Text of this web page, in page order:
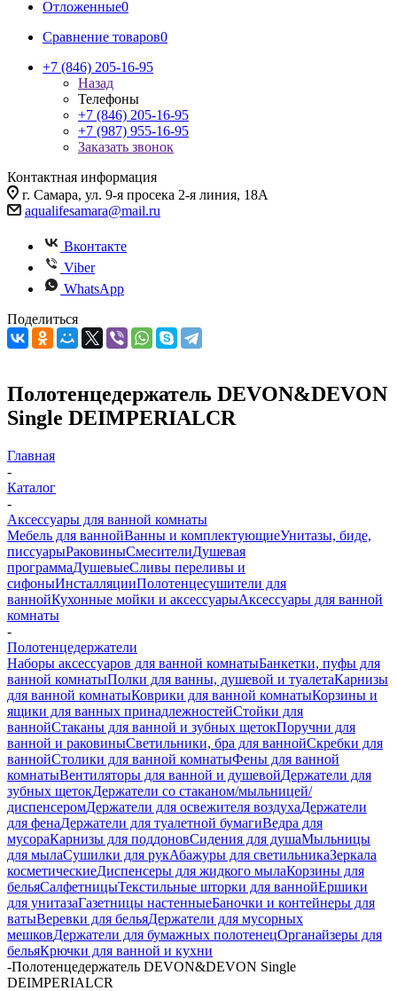
Отложенные0
Сравнение товаров0
+7 (846) 205-16-95
Назад
Телефоны
+7 (846) 205-16-95
+7 (987) 955-16-95
Заказать звонок
Контактная информация
г. Самара, ул. 9-я просека 2-я линия, 18А
aqualifesamara@mail.ru
Вконтакте
Viber
WhatsApp
Поделиться
Полотенцедержатель DEVON&DEVON
Single DEIMPERIALCR
Главная
-
Каталог
-
Аксессуары для ванной комнаты
Мебель для ваннойВанны и комплектующиеУнитазы, биде,
писсуарыРаковиныСмесителиДушевая
программаДушевыеСливы переливы и
сифоныИнсталляцииПолотенцесушители для
ваннойКухонные мойки и аксессуарыАксессуары для ванной
комнаты
-
Полотенцедержатели
Наборы аксессуаров для ванной комнатыБанкетки, пуфы для
ванной комнатыПолки для ванны, душевой и туалетаКарнизы
для ванной комнатыКоврики для ванной комнатыКорзины и
ящики для ванных принадлежностейСтойки для
ваннойСтаканы для ванной и зубных щетокПоручни для
ванной и раковиныСветильники, бра для ваннойСкребки для
ваннойСтолики для ванной комнатыФены для ванной
комнатыВентиляторы для ванной и душевойДержатели для
зубных щетокДержатели со стаканом/мыльницей/
диспенсеромДержатели для освежителя воздухаДержатели
для фенаДержатели для туалетной бумагиВедра для
мусораКарнизы для поддоновСидения для душаМыльницы
для мылаСушилки для рукАбажуры для светильникаЗеркала
косметическиеДиспенсеры для жидкого мылаКорзины для
бельяСалфетницыТекстильные шторки для ваннойЕршики
для унитазаГазетницы настенныеБаночки и контейнеры для
ватыВеревки для бельяДержатели для мусорных
мешковДержатели для бумажных полотенецОрганайзеры для
бельяКрючки для ванной и кухни
-Полотенцедержатель DEVON&DEVON Single
DEIMPERIALCR